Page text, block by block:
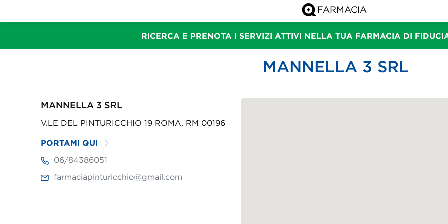
RICERCA E PRENOTA I SERVIZI ATTIVI NELLA TUA FARMACIA DI
MANNELLA 3 SRL
MANNELLA 3 SRL
V.LE DEL PINTURICCHIO 19 ROMA, RM 00196
PORTAMI QUI
06/84386051
farmaciapinturicchio@gmail.com